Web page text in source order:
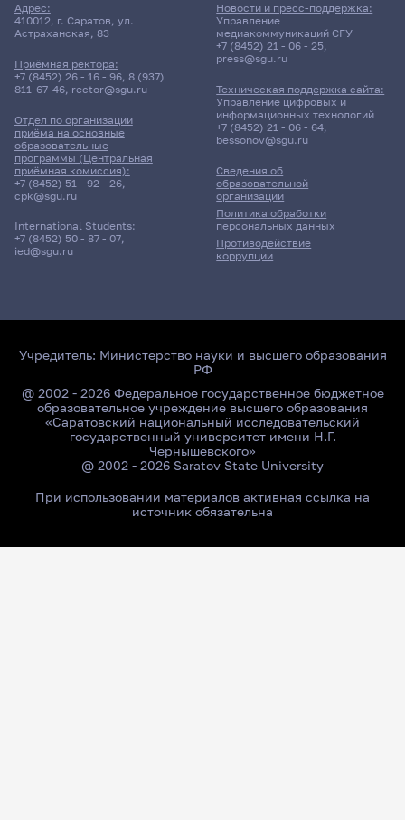
Адрес:
410012, г. Саратов, ул.
Астраханская, 83
Приёмная ректора:
+7 (8452) 26 - 16 - 96, 8 (937)
811-67-46, rector@sgu.ru
Отдел по организации
приёма на основные
образовательные
программы (Центральная
приёмная комиссия):
+7 (8452) 51 - 92 - 26,
cpk@sgu.ru
International Students:
+7 (8452) 50 - 87 - 07,
ied@sgu.ru
Сведения об
образовательной
организации
Политика обработки
персональных данных
Противодействие
коррупции
Новости и пресс-поддержка:
Управление
медиакоммуникаций СГУ
+7 (8452) 21 - 06 - 25,
press@sgu.ru
Техническая поддержка сайта:
Управление цифровых и
информационных технологий
+7 (8452) 21 - 06 - 64,
bessonov@sgu.ru
Учредитель: Министерство науки и высшего образования
РФ
@ 2002 - 2026 Федеральное государственное бюджетное
образовательное учреждение высшего образования
«Саратовский национальный исследовательский
государственный университет имени Н.Г.
Чернышевского»
@ 2002 - 2026 Saratov State University
При использовании материалов активная ссылка на
источник обязательна